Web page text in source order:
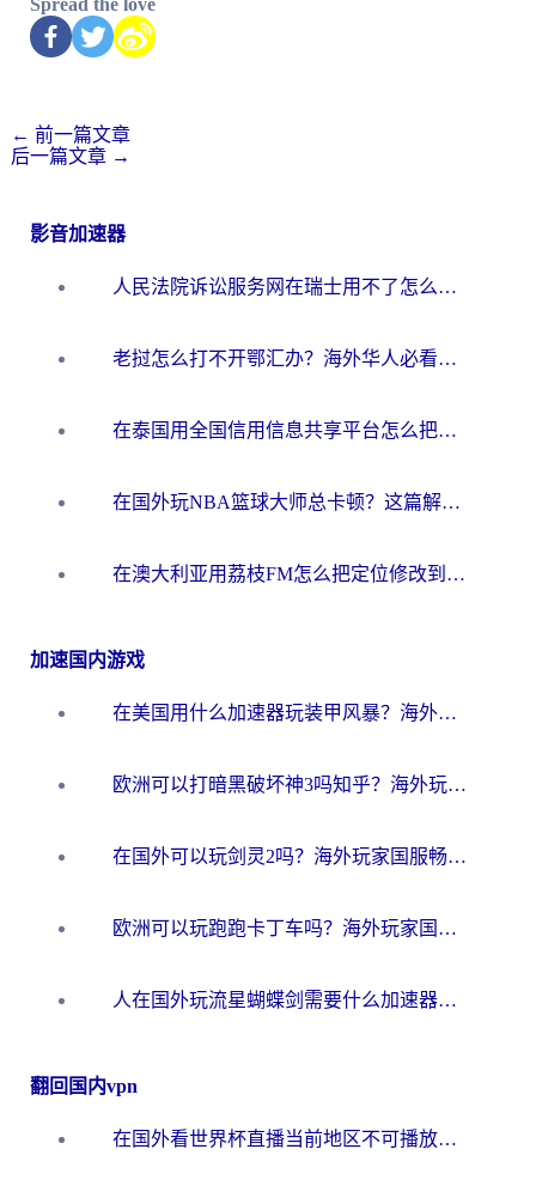
Spread the love
← 前一篇文章
后一篇文章 →
影音加速器
人民法院诉讼服务网在瑞士用不了怎么办？海外华人必备的回国加速指南
老挝怎么打不开鄂汇办？海外华人必看的回国加速全攻略（附欧洲杯小说流畅技巧）
在泰国用全国信用信息共享平台怎么把定位修改到中国国内？海外党解决国内服务访问难题的实用指南
在国外玩NBA篮球大师总卡顿？这篇解决你所有海外看国内内容的烦恼
在澳大利亚用荔枝FM怎么把定位修改到中国国内？海外华人必看的内容访问指南
加速国内游戏
在美国用什么加速器玩装甲风暴？海外玩家亲测有效的国服游戏加速指南
欧洲可以打暗黑破坏神3吗知乎？海外玩家国服游戏加速终极指南
在国外可以玩剑灵2吗？海外玩家国服畅玩终极指南（附永恒之塔明日方舟加速方案）
欧洲可以玩跑跑卡丁车吗？海外玩家国服游戏畅玩终极指南（附QQ炫舞剑网3解决方案）
人在国外玩流星蝴蝶剑需要什么加速器？老玩家亲测的终极解决方案
翻回国内vpn
在国外看世界杯直播当前地区不可播放？海外党必看的回国加速全攻略